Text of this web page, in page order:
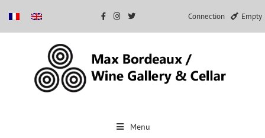
Connection Empty
Menu